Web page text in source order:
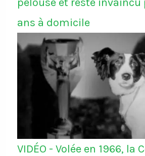
pelouse et reste invaincu
ans à domicile
VIDÉO - Volée en 1966, la